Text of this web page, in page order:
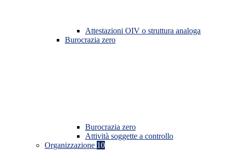
Attestazioni OIV o struttura analoga
Burocrazia zero
Burocrazia zero
Attività soggette a controllo
Organizzazione 10